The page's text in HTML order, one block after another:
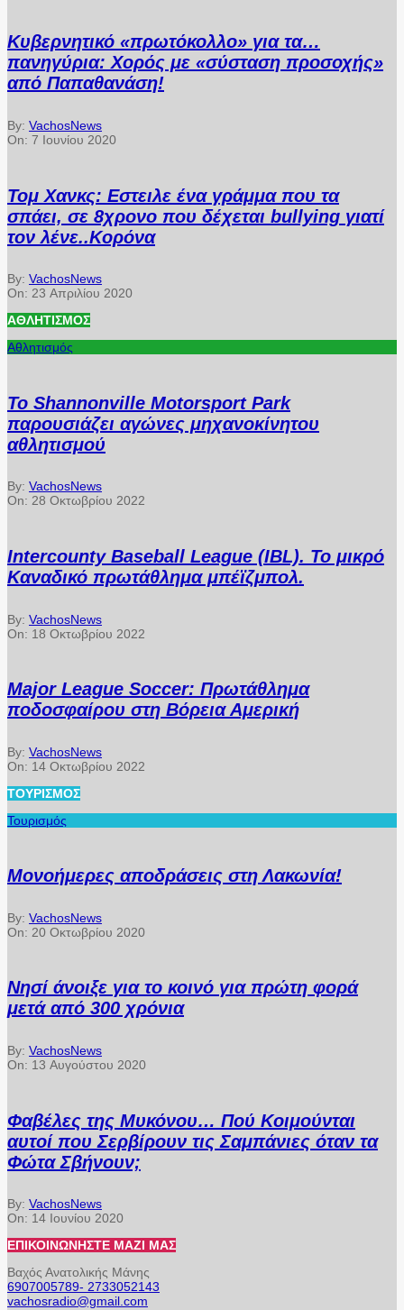
Κυβερνητικό «πρωτόκολλο» για τα…
πανηγύρια: Χορός με «σύσταση προσοχής»
από Παπαθανάση!
By: VachosNews
On: 7 Ιουνίου 2020
Τομ Χανκς: Εστειλε ένα γράμμα που τα
σπάει, σε 8χρονο που δέχεται bullying γιατί
τον λένε..Κορόνα
By: VachosNews
On: 23 Απριλίου 2020
ΑΘΛΗΤΙΣΜΌΣ
Αθλητισμός
Το Shannonville Motorsport Park
παρουσιάζει αγώνες μηχανοκίνητου
αθλητισμού
By: VachosNews
On: 28 Οκτωβρίου 2022
Intercounty Baseball League (IBL). Το μικρό
Καναδικό πρωτάθλημα μπέϊζμπολ.
By: VachosNews
On: 18 Οκτωβρίου 2022
Major League Soccer: Πρωτάθλημα
ποδοσφαίρου στη Βόρεια Αμερική
By: VachosNews
On: 14 Οκτωβρίου 2022
ΤΟΥΡΙΣΜΌΣ
Τουρισμός
Μονοήμερες αποδράσεις στη Λακωνία!
By: VachosNews
On: 20 Οκτωβρίου 2020
Νησί άνοιξε για το κοινό για πρώτη φορά
μετά από 300 χρόνια
By: VachosNews
On: 13 Αυγούστου 2020
Φαβέλες της Μυκόνου… Πού Κοιμούνται
αυτοί που Σερβίρουν τις Σαμπάνιες όταν τα
Φώτα Σβήνουν;
By: VachosNews
On: 14 Ιουνίου 2020
ΕΠΙΚΟΙΝΩΝΉΣΤΕ ΜΑΖΊ ΜΑΣ
Βαχός Ανατολικής Μάνης
6907005789- 2733052143
vachosradio@gmail.com